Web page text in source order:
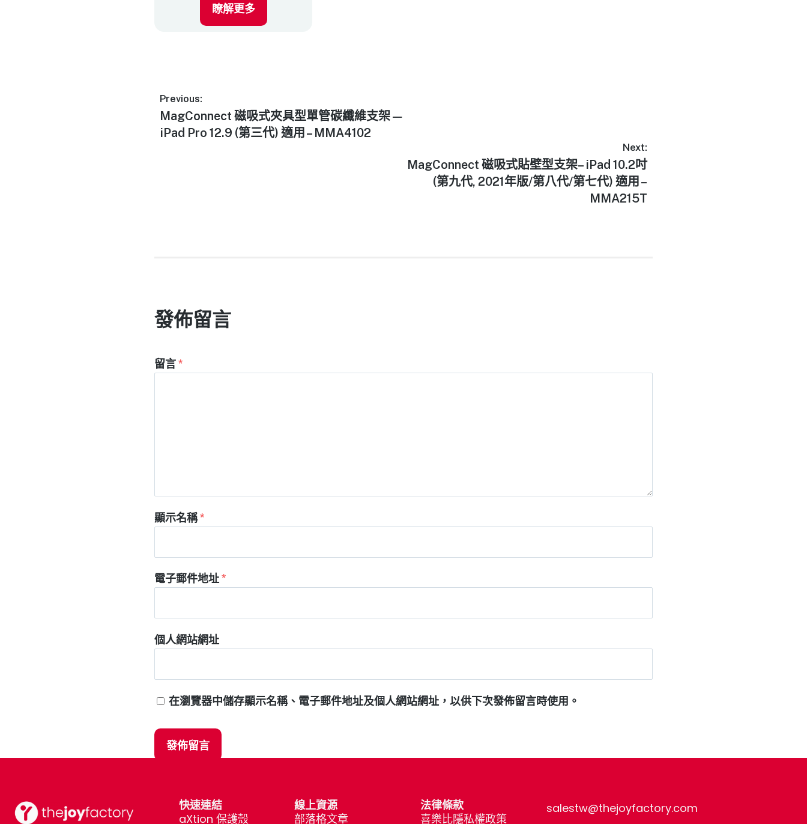
瞭解更多
Previous:
MagConnect 磁吸式夾具型單管碳纖維支架 —
iPad Pro 12.9 (第三代) 適用 – MMA4102
Next:
MagConnect 磁吸式貼壁型支架– iPad 10.2吋
(第九代, 2021年版/第八代/第七代)​ 適用 –
MMA215T
發佈留言
留言*
顯示名稱*
電子郵件地址*
個人網站網址
在瀏覽器中儲存顯示名稱、電子郵件地址及個人網站網址，以供下次發佈留言時使用。
快速連結
aXtion 保護殼
線上資源
部落格文章
法律條款
喜樂比隱私權政策
salestw@thejoyfactory.com